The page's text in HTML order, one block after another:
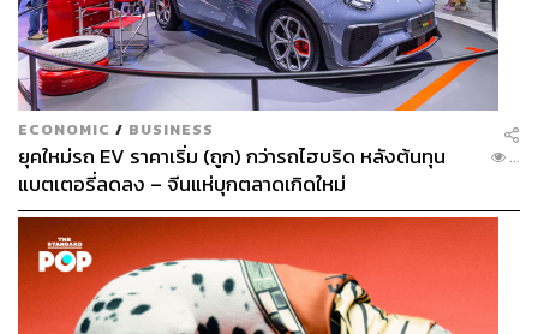
ECONOMIC / BUSINESS
ยุคใหม่รถ EV ราคาเริ่ม (ถูก) กว่ารถไฮบริด หลังต้นทุน
แบตเตอรี่ลดลง – จีนแห่บุกตลาดเกิดใหม่
...